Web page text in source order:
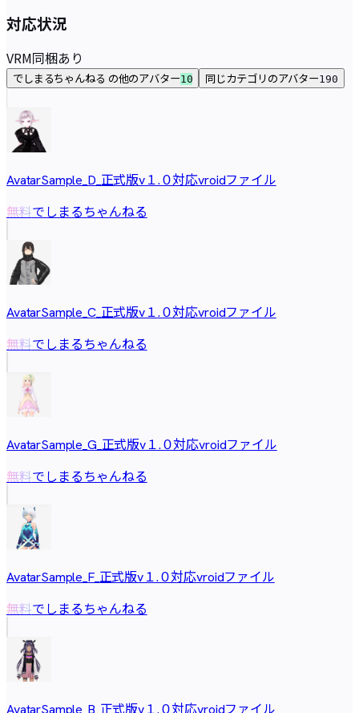
対応状況
VRM同梱あり
でしまるちゃんねる の他のアバター10 同じカテゴリのアバター190
AvatarSample_D_正式版v１.０対応vroidファイル
無料でしまるちゃんねる
AvatarSample_C_正式版v１.０対応vroidファイル
無料でしまるちゃんねる
AvatarSample_G_正式版v１.０対応vroidファイル
無料でしまるちゃんねる
AvatarSample_F_正式版v１.０対応vroidファイル
無料でしまるちゃんねる